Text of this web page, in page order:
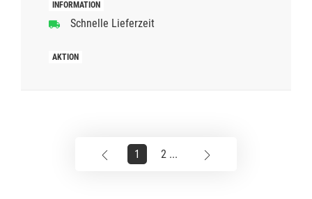
Schnelle Lieferzeit
1 2 ...